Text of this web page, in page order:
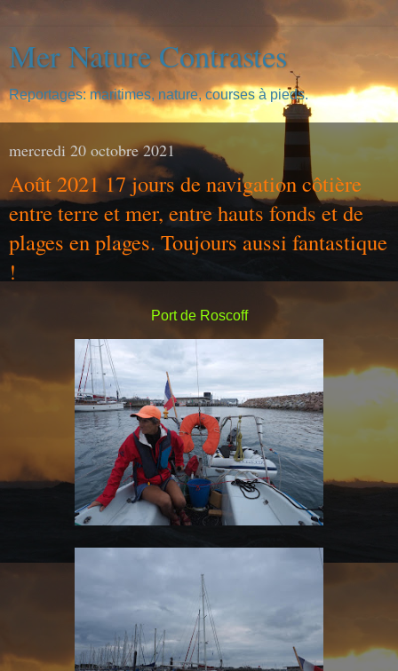
Mer Nature Contrastes
Reportages: maritimes, nature, courses à pieds.
mercredi 20 octobre 2021
Août 2021 17 jours de navigation côtière
entre terre et mer, entre hauts fonds et de
plages en plages. Toujours aussi fantastique
!
Port de Roscoff